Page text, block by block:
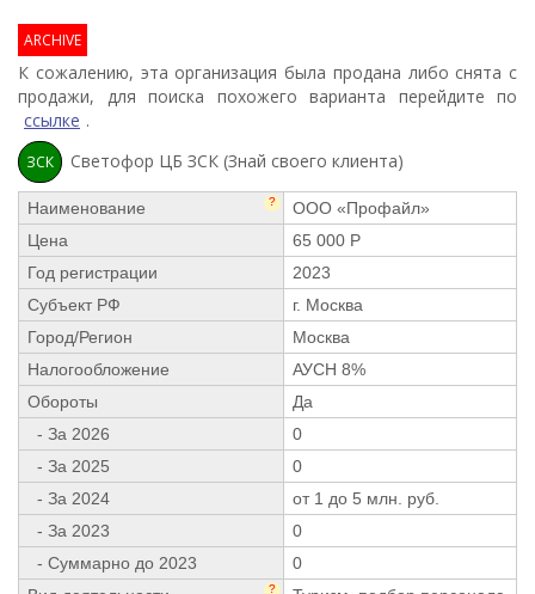
ARCHIVE
К сожалению, эта организация была продана либо снята с
продажи, для поиска похожего варианта перейдите по
ссылке .
ЗСК Светофор ЦБ ЗСК (Знай своего клиента)
Наименование ?
ООО «Профайл»
Цена
65 000 Р
Год регистрации
2023
Субъект РФ
г. Москва
Город/Регион
Москва
Налогообложение
АУСН 8%
Обороты
Да
- За 2026
0
- За 2025
0
- За 2024
от 1 до 5 млн. руб.
- За 2023
0
- Суммарно до 2023
0
?